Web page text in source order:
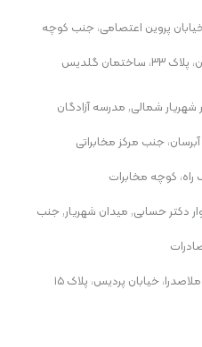
پروین اعتصامی، جنب کوچه
گلدیس
شمالی, مدرسه آزادگان
آبرسان، جنب مرکز مخابراتی
کوچه مخابرات
دکتر حسابی, میدان شهریار, جنب
خیابان پردیس، پلاک ۱۵